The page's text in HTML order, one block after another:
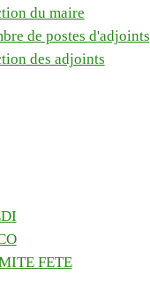
du maire
de postes d'adjoints
des adjoints
FETE